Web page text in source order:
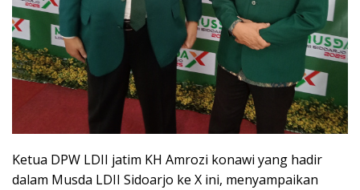
Ketua DPW LDII jatim KH Amrozi konawi yang hadir
dalam Musda LDII Sidoarjo ke X ini, menyampaikan